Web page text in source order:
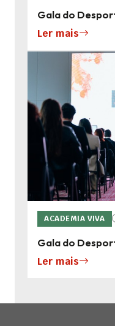
Gala do
Ler mais
ACADEMIA VIVA
Gala do
Ler mais